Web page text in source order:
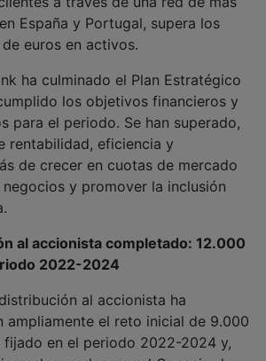
España y Portugal, supera los
euros en activos.
los objetivos financieros y
para el periodo. Se han superado,
rentabilidad, eficiencia y
de crecer en cuotas de mercado
y promover la inclusión
2022-2024
ampliamente el reto inicial de 9.000
fijado en el periodo 2022-2024 y,
alcanzados por el Consejo de